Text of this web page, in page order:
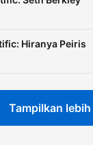
Hiranya Peiris
Tampilkan